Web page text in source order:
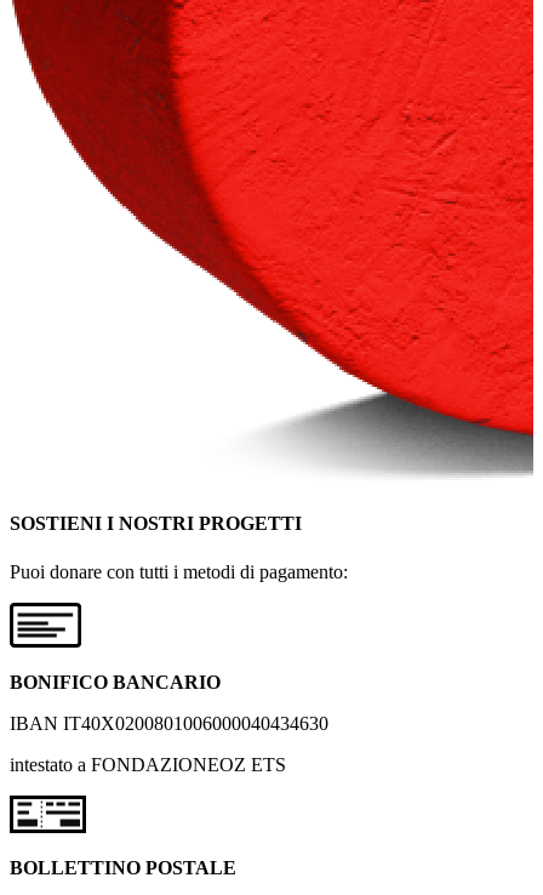
SOSTIENI I NOSTRI PROGETTI
Puoi donare con tutti i metodi di pagamento:
BONIFICO BANCARIO
IBAN IT40X0200801006000040434630
intestato a FONDAZIONEOZ ETS
BOLLETTINO POSTALE